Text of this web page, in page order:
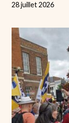
28 juillet 2026